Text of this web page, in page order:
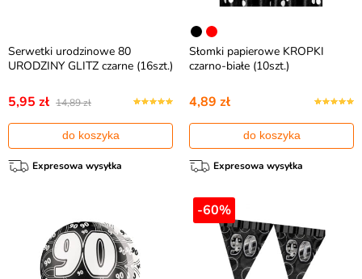
Serwetki urodzinowe 80
URODZINY GLITZ czarne (16szt.)
5,95 zł 14,89 zł
do koszyka
Expresowa wysyłka
Słomki papierowe KROPKI
czarno-białe (10szt.)
4,89 zł
do koszyka
Expresowa wysyłka
-60%